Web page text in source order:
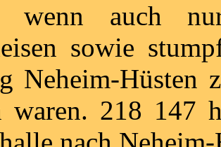
wenn auch
sowie
Neheim-Hüsten
waren. 218 147